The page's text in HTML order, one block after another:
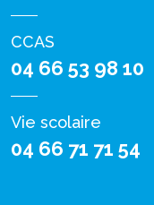
CCAS
04 66 53 98 10
Vie scolaire
04 66 71 71 54